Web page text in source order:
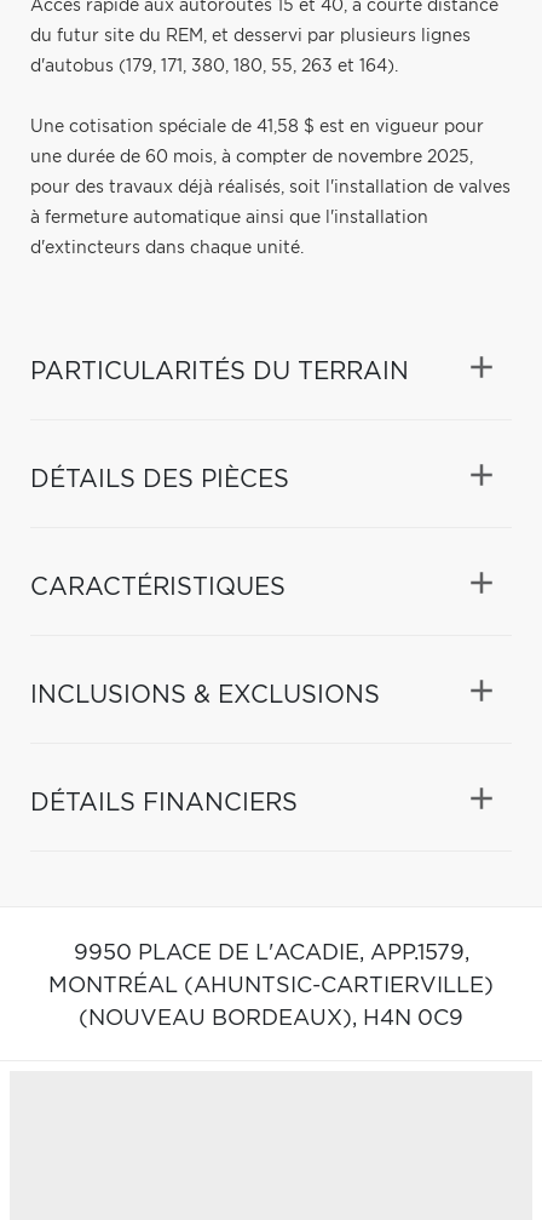
Accès rapide aux autoroutes 15 et 40, à courte distance
du futur site du REM, et desservi par plusieurs lignes
d'autobus (179, 171, 380, 180, 55, 263 et 164).
Une cotisation spéciale de 41,58 $ est en vigueur pour
une durée de 60 mois, à compter de novembre 2025,
pour des travaux déjà réalisés, soit l'installation de valves
à fermeture automatique ainsi que l'installation
d'extincteurs dans chaque unité.
PARTICULARITÉS DU TERRAIN
DÉTAILS DES PIÈCES
CARACTÉRISTIQUES
INCLUSIONS & EXCLUSIONS
DÉTAILS FINANCIERS
9950 PLACE DE L'ACADIE, APP.1579,
MONTRÉAL (AHUNTSIC-CARTIERVILLE)
(NOUVEAU BORDEAUX), H4N 0C9